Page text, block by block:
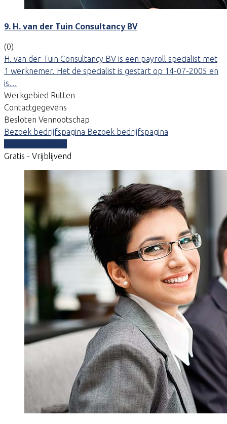
9. H. van der Tuin Consultancy BV
(0)
H. van der Tuin Consultancy BV is een payroll specialist met
1 werknemer. Het de specialist is gestart op 14-07-2005 en
is…
Werkgebied Rutten
Contactgegevens
Besloten Vennootschap
Bezoek bedrijfspagina Bezoek bedrijfspagina
Gratis - Vrijblijvend